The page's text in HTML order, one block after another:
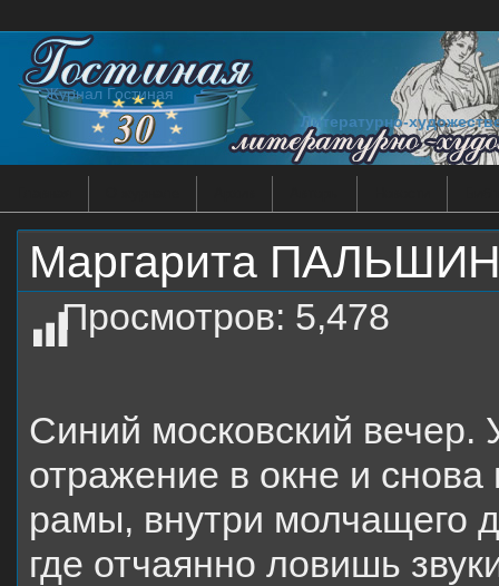
Журнал Гостиная
Литературно-
Маргарита
Просмотров: 5,478
Синий московский вечер.
отражение в окне и
рамы, внутри молчащего
где отчаянно ловишь